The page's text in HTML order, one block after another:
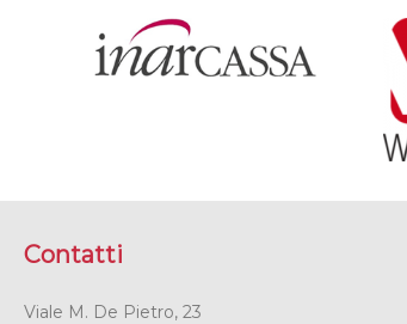
Contatti
Viale M. De Pietro, 23